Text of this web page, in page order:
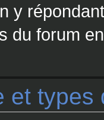
y
du forum
et types